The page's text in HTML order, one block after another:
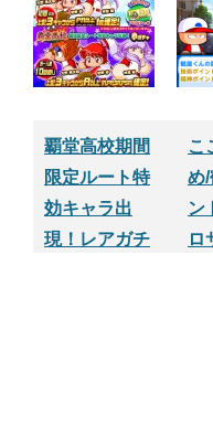
何時からな
の？【パワプ
ロサクセスア
ク
リ
覇堂高校期間
限定ルート特
効キャラ出
現！レアガチ
こ
め
ン
ロ